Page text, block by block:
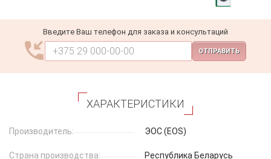
Введите Ваш телефон для заказа и консультаций
ОТПРАВИТЬ
ХАРАКТЕРИСТИКИ
Производитель: ЭОС (EOS)
Страна производства: Республика Беларусь